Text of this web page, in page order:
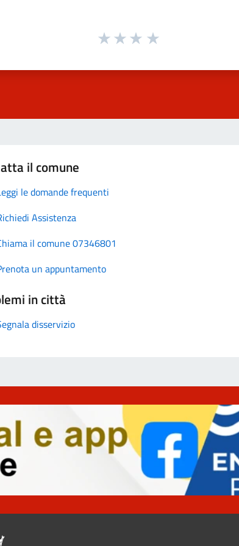
il comune
le domande frequenti
Assistenza
il comune 07346801
un appuntamento
in città
disservizio